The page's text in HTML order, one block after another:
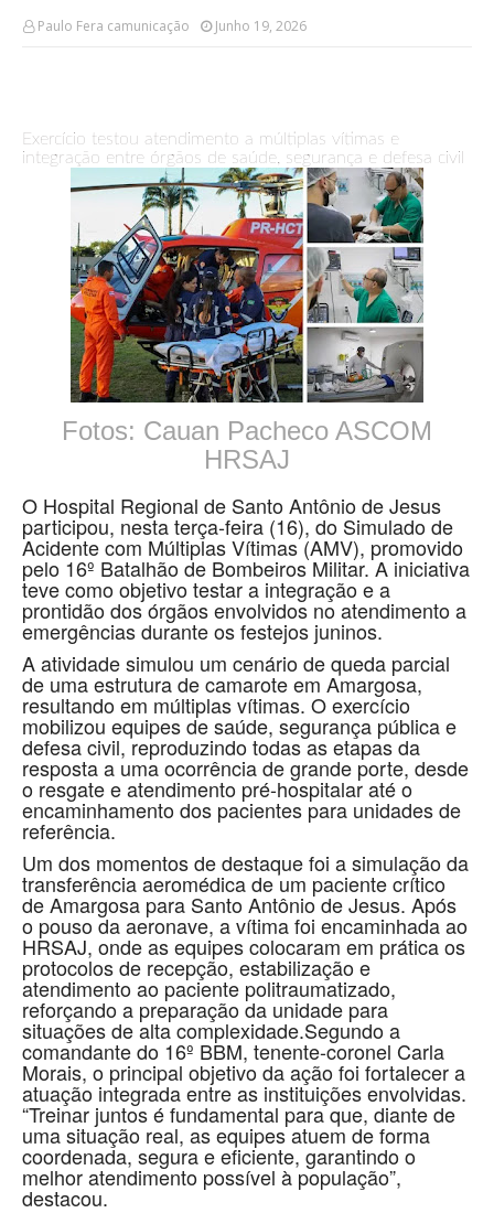
Paulo Fera camunicação Junho 19, 2026
Exercício testou atendimento a múltiplas vítimas e
integração entre órgãos de saúde, segurança e defesa civil
Fotos: Cauan Pacheco ASCOM
HRSAJ
O Hospital Regional de Santo Antônio de Jesus
participou, nesta terça-feira (16), do Simulado de
Acidente com Múltiplas Vítimas (AMV), promovido
pelo 16º Batalhão de Bombeiros Militar. A iniciativa
teve como objetivo testar a integração e a
prontidão dos órgãos envolvidos no atendimento a
emergências durante os festejos juninos.
A atividade simulou um cenário de queda parcial
de uma estrutura de camarote em Amargosa,
resultando em múltiplas vítimas. O exercício
mobilizou equipes de saúde, segurança pública e
defesa civil, reproduzindo todas as etapas da
resposta a uma ocorrência de grande porte, desde
o resgate e atendimento pré-hospitalar até o
encaminhamento dos pacientes para unidades de
referência.
Um dos momentos de destaque foi a simulação da
transferência aeromédica de um paciente crítico
de Amargosa para Santo Antônio de Jesus. Após
o pouso da aeronave, a vítima foi encaminhada ao
HRSAJ, onde as equipes colocaram em prática os
protocolos de recepção, estabilização e
atendimento ao paciente politraumatizado,
reforçando a preparação da unidade para
situações de alta complexidade.Segundo a
comandante do 16º BBM, tenente-coronel Carla
Morais, o principal objetivo da ação foi fortalecer a
atuação integrada entre as instituições envolvidas.
“Treinar juntos é fundamental para que, diante de
uma situação real, as equipes atuem de forma
coordenada, segura e eficiente, garantindo o
melhor atendimento possível à população”,
destacou.